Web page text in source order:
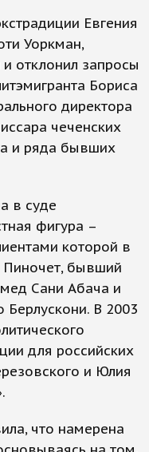
Евгения
Уоркман,
отклонил запросы
Бориса
директора
чеченских
и ряда бывших
в суде
фигура –
которой в
Пиночет, бывший
Сани Абача и
Берлускони. В 2003
для российских
и Юлия
что намерена